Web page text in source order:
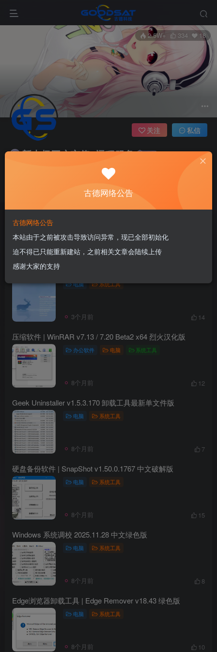
2.5W+ 334 18
新太极开户充值~远程服务
好德科技
长期在线收徒！远程技术教学！远程协助！任何需要请进群联系
关注 私信
文章31 收藏
发布 31
FirPE装机维护系统U盘启动工具-简约PE维护系统 v2.0.3
电脑 系统工具
3个月前 14
压缩软件 | WinRAR v7.13 / 7.20 Beta2 x64 烈火汉化版
办公软件 电脑 系统工具
8个月前 12
Geek Uninstaller v1.5.3.170 卸载工具最新单文件版
电脑 系统工具
8个月前 7
硬盘备份软件 | SnapShot v1.50.0.1767 中文破解版
电脑 系统工具
8个月前 15
Windows 系统调校 2025.11.28 中文绿色版
电脑 系统工具
8个月前 8
Edge浏览器卸载工具 | Edge Remover v18.43 绿色版
电脑 系统工具
8个月前 10
古德网络公告
古德网络公告
本站由于之前被攻击导致访问异常，现已全部初始化
迫不得已只能重新建站，之前相关文章会陆续上传
感谢大家的支持